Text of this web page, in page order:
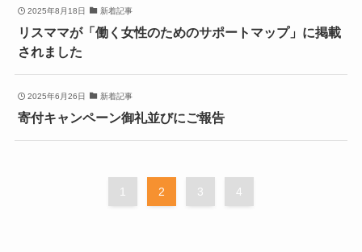
2025年8月18日 新着記事
リスママが「働く女性のためのサポートマップ」に掲載
されました
2025年6月26日 新着記事
寄付キャンペーン御礼並びにご報告
1 2 3 4